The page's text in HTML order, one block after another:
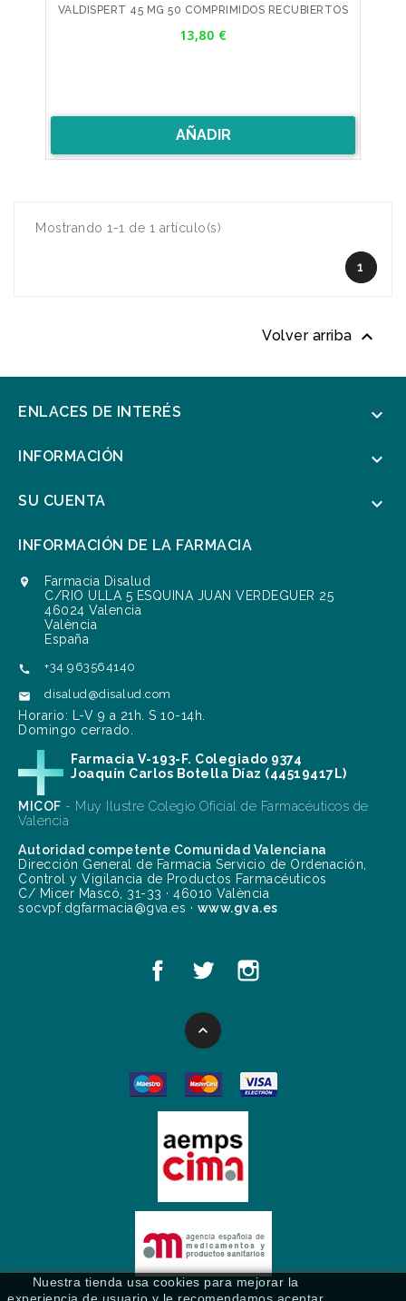
VALDISPERT 45 MG 50 COMPRIMIDOS RECUBIERTOS
13,80 €
AÑADIR
Mostrando 1-1 de 1 artículo(s)
1
Volver arriba 
ENLACES DE INTERÉS 
INFORMACIÓN 
SU CUENTA 
INFORMACIÓN DE LA FARMACIA

Farmacia Disalud
C/RIO ULLA 5 ESQUINA JUAN VERDEGUER 25
46024 Valencia
València
España
 +34 963564140
 disalud@disalud.com
Horario: L-V 9 a 21h. S 10-14h.
Domingo cerrado.
Farmacia V-193-F. Colegiado 9374
Joaquín Carlos Botella Díaz (44519417L)
MICOF - Muy Ilustre Colegio Oficial de Farmacéuticos de
Valencia
Autoridad competente Comunidad Valenciana
Dirección General de Farmacia Servicio de Ordenación,
Control y Vigilancia de Productos Farmacéuticos
C/ Micer Mascó, 31-33 · 46010 València
socvpf.dgfarmacia@gva.es · www.gva.es
Nuestra tienda usa cookies para mejorar la
